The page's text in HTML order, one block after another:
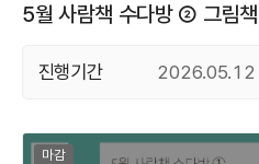
5월 사람책 수다방 ② 그림
진행기간
마감
마감된 프로그램